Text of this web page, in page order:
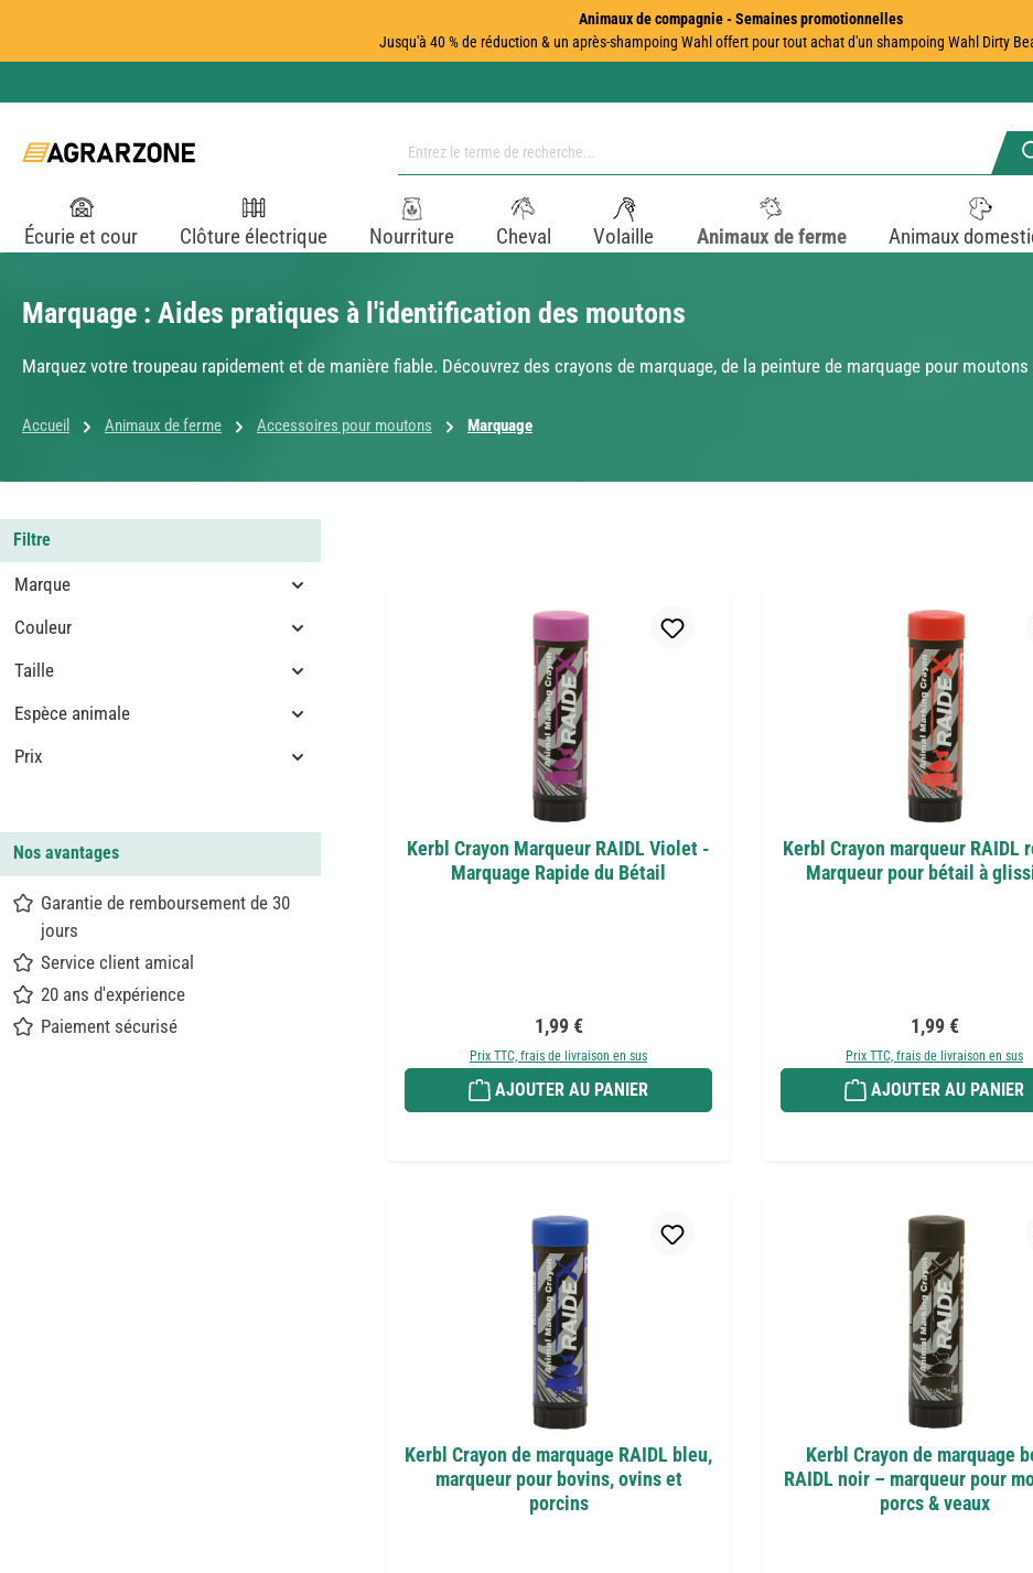
Animaux de compagnie - Semaines promotionnelles
Jusqu'à 40 % de réduction & un après-shampoing Wahl offert pour tout achat d'un shampoing Wahl Dirty
Écurie et cour Clôture électrique Nourriture Cheval Volaille Animaux de ferme Animaux
Marquage : Aides pratiques à l'identification des moutons
Marquez votre troupeau rapidement et de manière fiable. Découvrez des crayons de marquage, de la peinture de marquage pour
Accueil Animaux de ferme Accessoires pour moutons Marquage
Filtre
Marque
Couleur
Taille
Espèce animale
Prix
Nos avantages
Garantie de remboursement de 30
jours
Service client amical
20 ans d'expérience
Paiement sécurisé
Kerbl Crayon Marqueur RAIDL Violet -
Marquage Rapide du Bétail
Prix régulier :
1,99 €
Prix TTC, frais de livraison en sus
AJOUTER AU PANIER
Kerbl Crayon marqueur RAIDL
Marqueur pour bétail à
Prix régulier :
1,99 €
Prix TTC, frais de livraison en sus
AJOUTER AU PANIER
Kerbl Crayon de marquage RAIDL bleu,
marqueur pour bovins, ovins et
porcins
Kerbl Crayon de marquage
RAIDL noir – marqueur pour
porcs & veaux